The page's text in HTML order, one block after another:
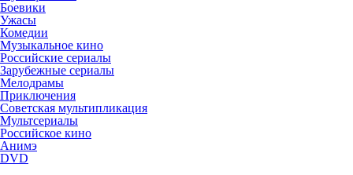
Боевики
Ужасы
Комедии
Музыкальное кино
Российские сериалы
Зарубежные сериалы
Мелодрамы
Приключения
Советская мультипликация
Мультсериалы
Российское кино
Анимэ
DVD